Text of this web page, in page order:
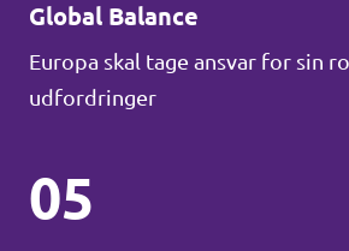
Global Balance
Europa skal tage ansvar for sin
udfordringer
05